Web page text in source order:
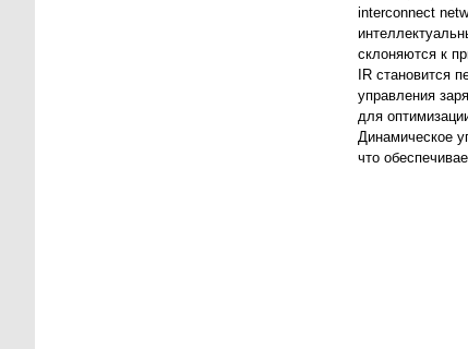
interconnect
склоняются к
IR становится
управления
для
Динамическое
что